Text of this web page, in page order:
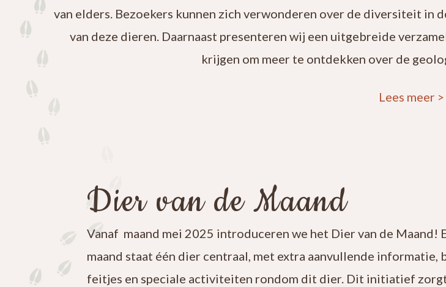
van elders. Bezoekers kunnen zich verwonderen over de diversiteit in
van deze dieren. Daarnaast presenteren wij een uitgebreide
krijgen om meer te ontdekken over de
Lees meer >
Dier van de Maand
Vanaf maand mei 2025 introduceren we het Dier van de Maand!
maand staat één dier centraal, met extra aanvullende informatie,
feitjes en speciale activiteiten rondom dit dier. Dit initiatief